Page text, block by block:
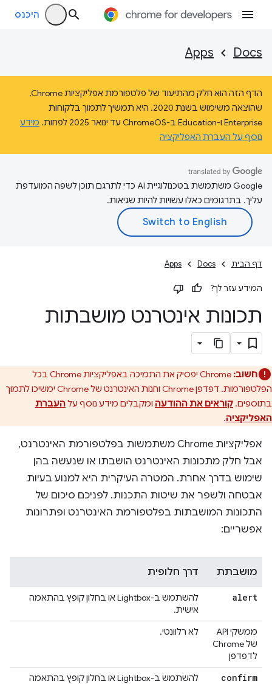
היכנס
Docs
Apps
הדף הזה הוא חלק מהתיעוד של פלטפורמת אפליקציות Chrome,
שהוצאה משימוש בשנת 2020. היא תמשיך לתמוך בלקוחות
Enterprise ו-Education ב-ChromeOS עד ינואר 2025 לפחות.
מידע
נוסף על העברת האפליקציה
‫Google משתמשת בטכנולוגיית AI כדי לתרגם תוכן לשפה המועדפת
עליך. בתרגומים כאלו עשויות להיות שגיאות.
דף הבית Docs
Apps
המידע עזר לך?
תכונות אינטרנט מושבתות
חשוב:
Chrome יפסיק את התמיכה באפליקציות Chrome בכל
הפלטפורמות. דפדפן Chrome וחנות האינטרנט של Chrome ימשיכו לתמוך
בתוספים. קוראים את ההודעה ומקבלים מידע נוסף עלהעברת
האפליקציה.
אפליקציות Chrome משתמשות בפלטפורמת האינטרנט,
אבל חלק מתכונות האינטרנט הושבתו או שנעשה בהן
שימוש בדרך אחרת. המטרה העיקרית היא למנוע בעיות
אבטחה ולשפר את שיטות התכנות. לפניכם סיכום של
התכונות המושבתות בפלטפורמת האינטרנט ופתרונות
אפשריים:
מושבתת דרך חלופית
alert
להשתמש ב-Lightbox או בחלון קופץ בהתאמה
אישית.
ממשקי API
של Chrome
לדפדפן
לא רלוונטי.
confirm
להשתמש ב-Lightbox או בחלון קופץ בהתאמה